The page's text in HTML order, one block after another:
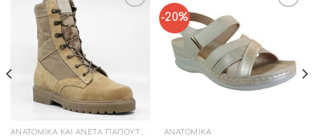
-20%
ΑΝΑΤΟΜΙΚΆ